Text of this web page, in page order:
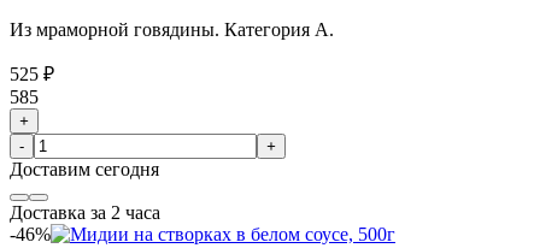
Из мраморной говядины. Категория А.
525 ₽
585
+
-
+
Доставим сегодня
Доставка за 2 часа
-46%